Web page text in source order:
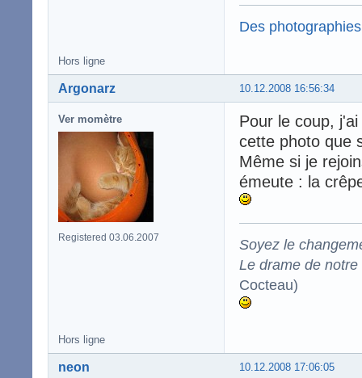
Des
Hors ligne
10.12.2008 16:56:34
Argonarz
Ver momètre
Registered 03.06.2007
Pour le coup,
cette photo que
Même si je
émeute : la
Soyez le
Le drame de
Cocteau)
Hors ligne
10.12.2008 17:06:05
neon